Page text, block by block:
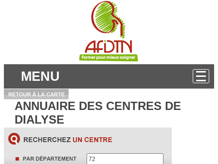
MENU
ANNUAIRE DES CENTRES DE
DIALYSE